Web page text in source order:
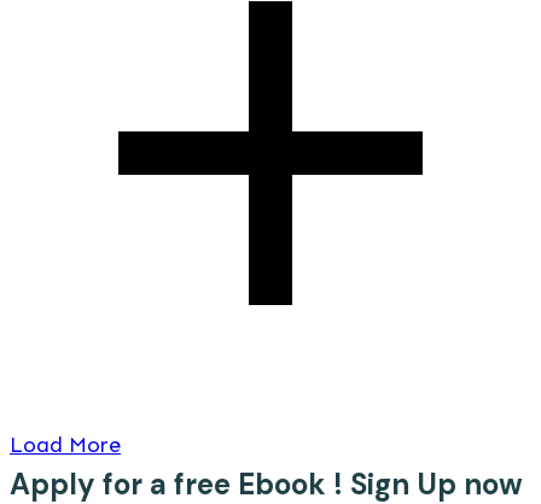
Load More
Apply for a free Ebook ! Sign Up now